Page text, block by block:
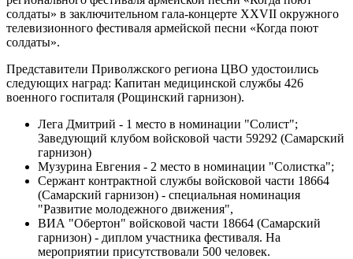
солдаты» в заключительном гала-концерте XXVII окружного
телевизионного фестиваля армейской песни «Когда поют
солдаты».
Представители Приволжского региона ЦВО удостоились
следующих наград: Капитан медицинской службы 426
военного госпиталя (Рощинский гарнизон).
Лега Дмитрий - 1 место в номинации "Солист";
Заведующий клубом войсковой части 59292 (Самарский
гарнизон)
Музурина Евгения - 2 место в номинации "Солистка";
Сержант контрактной службы войсковой части 18664
(Самарский гарнизон) - специальная номинация
"Развитие молодежного движения",
ВИА "Обертон" войсковой части 18664 (Самарский
гарнизон) - диплом участника фестиваля. На
мероприятии присутствовали 500 человек.